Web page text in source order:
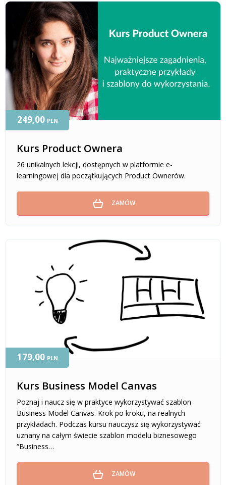
Kurs Product Ownera
26 unikalnych lekcji, dostępnych w platformie e-
learningowej dla początkujących Product Ownerów.
249,00 PLN
ZAMÓW
Kurs Business Model Canvas
Poznaj i naucz się w praktyce wykorzystywać szablon
Business Model Canvas. Krok po kroku, na realnych
przykładach. Podczas kursu nauczysz się wykorzystywać
uznany na całym świecie szablon modelu biznesowego
“Business…
179,00 PLN
ZAMÓW